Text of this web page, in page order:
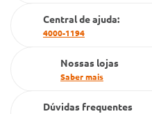
Cartão Grupo Conde
Televendas
Central de ajuda:
4000-1194
Nossas lojas
Saber mais
Dúvidas frequentes